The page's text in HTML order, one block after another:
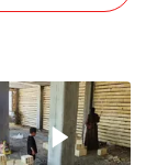
日本籍女网红在韩直播时自杀身亡
多专业取消艺考 文化工作者要有文化